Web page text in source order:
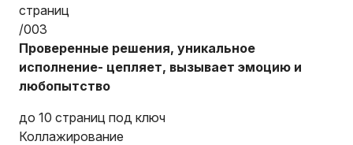
страниц
/003
Проверенные решения, уникальное
исполнение- цепляет, вызывает эмоцию и
любопытство
до 10 страниц под ключ
Коллажирование